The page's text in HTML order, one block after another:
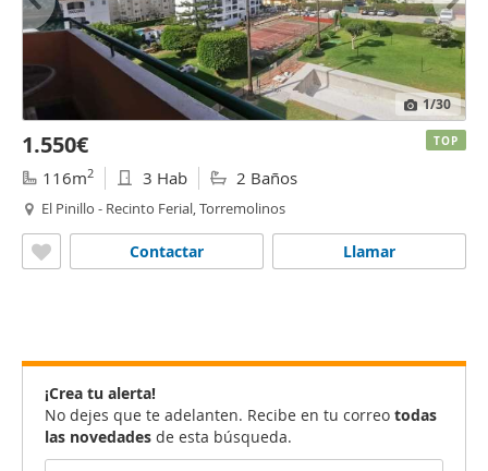
1/30
1.550€
116m2 3 Hab 2 Baños
El Pinillo - Recinto Ferial, Torremolinos
Llamar
Contactar
TOP
¡Crea tu alerta!
No dejes que te adelanten. Recibe en tu correo todas
las novedades de esta búsqueda.